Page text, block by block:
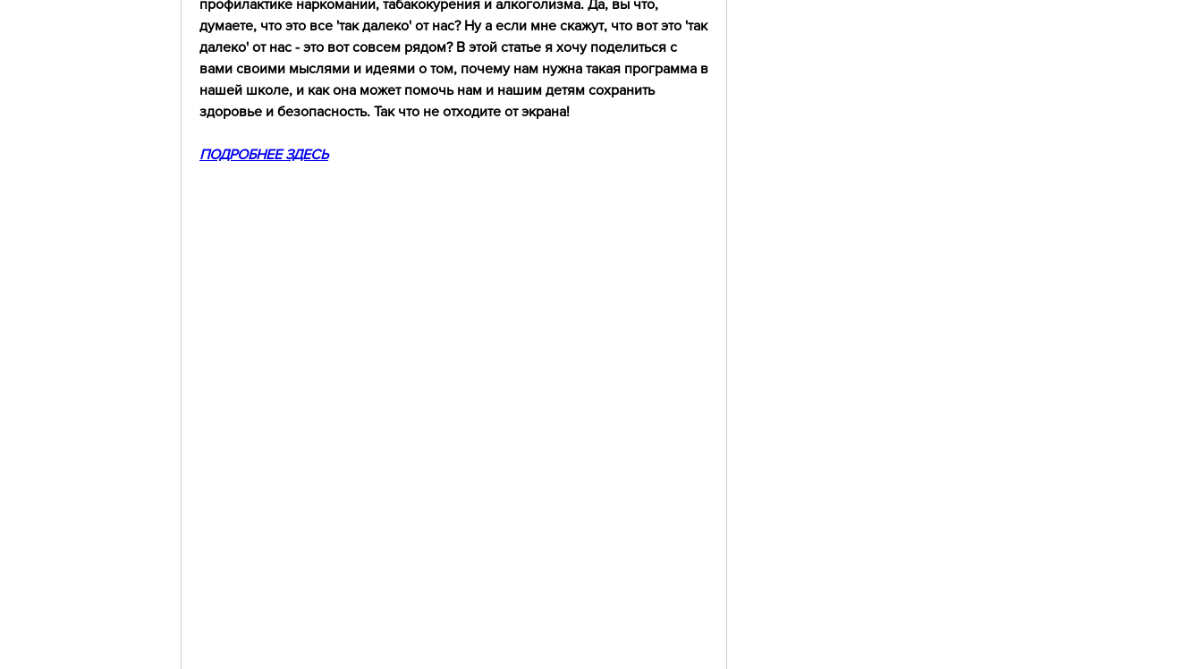
профилактике наркомании, табакокурения и алкоголизма. Да, вы что,
думаете, что это все 'так далеко' от нас? Ну а если мне скажут, что вот это 'так
далеко' от нас - это вот совсем рядом? В этой статье я хочу поделиться с
вами своими мыслями и идеями о том, почему нам нужна такая программа в
нашей школе, и как она может помочь нам и нашим детям сохранить
здоровье и безопасность. Так что не отходите от экрана!
ПОДРОБНЕЕ ЗДЕСЬ